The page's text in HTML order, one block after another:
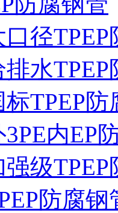
口径
排水
标TPEP防
3PE内EP
强级
防腐钢